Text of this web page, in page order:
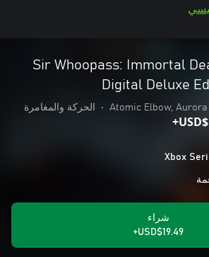
Sir Whoopass: Immortal
Digital Deluxe
Atomic Elbow, Aurora
• الحركة والمغامرة
شراء
USD$19.49+